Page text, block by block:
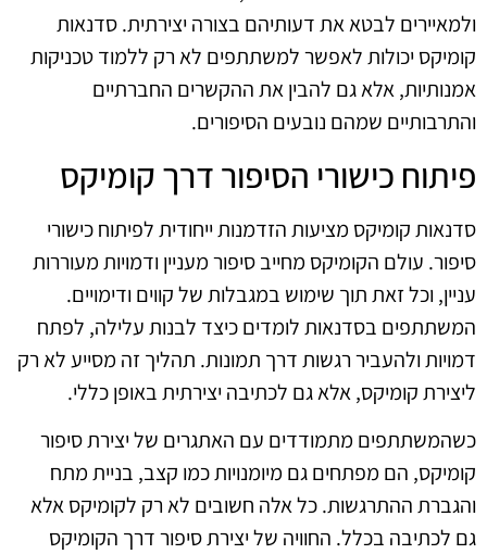
ולמאיירים לבטא את דעותיהם בצורה יצירתית. סדנאות
קומיקס יכולות לאפשר למשתתפים לא רק ללמוד טכניקות
אמנותיות, אלא גם להבין את ההקשרים החברתיים
והתרבותיים שמהם נובעים הסיפורים.
פיתוח כישורי הסיפור דרך קומיקס
סדנאות קומיקס מציעות הזדמנות ייחודית לפיתוח כישורי
סיפור. עולם הקומיקס מחייב סיפור מעניין ודמויות מעוררות
עניין, וכל זאת תוך שימוש במגבלות של קווים ודימויים.
המשתתפים בסדנאות לומדים כיצד לבנות עלילה, לפתח
דמויות ולהעביר רגשות דרך תמונות. תהליך זה מסייע לא רק
ליצירת קומיקס, אלא גם לכתיבה יצירתית באופן כללי.
כשהמשתתפים מתמודדים עם האתגרים של יצירת סיפור
קומיקס, הם מפתחים גם מיומנויות כמו קצב, בניית מתח
והגברת ההתרגשות. כל אלה חשובים לא רק לקומיקס אלא
גם לכתיבה בכלל. החוויה של יצירת סיפור דרך הקומיקס